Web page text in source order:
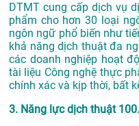
DTMT cung cấp dịch vụ
phẩm cho hơn 30 loại
ngôn ngữ phổ biến như
khả năng dịch thuật đa
các doanh nghiệp hoạt
tài liệu Công nghệ thực
chính xác và kịp thời, bất
3. Năng lực dịch thuật